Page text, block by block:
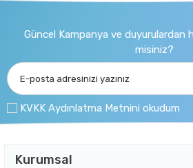
Güncel Kampanya ve duyurulardan
misiniz?
KVKK Aydınlatma Metnini okudum
Kurumsal